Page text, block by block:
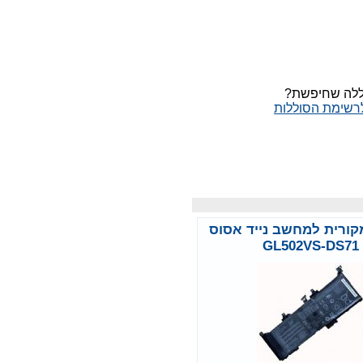
שחיפשת?
הסוללות
למחשב נייד אסוס
GL502VS-DS71